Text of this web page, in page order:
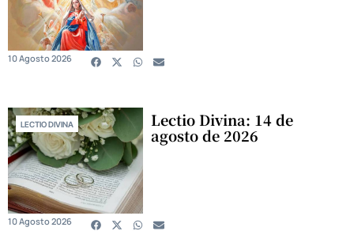
10 Agosto 2026
LECTIO DIVINA Lectio Divina: 14 de
agosto de 2026
10 Agosto 2026